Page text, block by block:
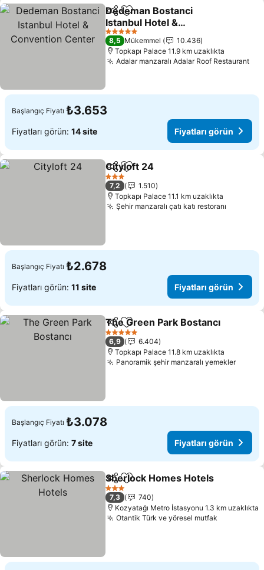
PaylaşFavorilerime ekle
Dedeman Bostanci
Istanbul Hotel &
Convention Center
5 Yıldız
8,5 Mükemmel
10.436
Topkapı Palace 11.9 km uzaklıkta
Adalar manzaralı Adalar Roof Restaurant
Başlangıç Fiyatı ₺3.653
Fiyatları görün: 14 site Fiyatları görün
PaylaşFavorilerime ekle
Cityloft 24
3 Yıldız
7,2
1.510
Topkapı Palace 11.1 km uzaklıkta
Şehir manzaralı çatı katı restoranı
Başlangıç Fiyatı ₺2.678
Fiyatları görün: 11 site Fiyatları görün
PaylaşFavorilerime ekle
The Green Park Bostancı
5 Yıldız
6,9
6.404
Topkapı Palace 11.8 km uzaklıkta
Panoramik şehir manzaralı yemekler
Başlangıç Fiyatı ₺3.078
Fiyatları görün: 7 site Fiyatları görün
PaylaşFavorilerime ekle
Sherlock Homes Hotels
3 Yıldız
7,3
740
Kozyatağı Metro İstasyonu 1.3 km uzaklıkta
Otantik Türk ve yöresel mutfak